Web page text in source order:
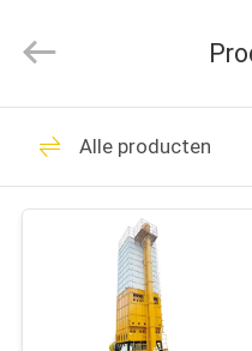
HUIS
PRODUCTEN
ONGEVEER
Reserved.
Rijst
Alle producten